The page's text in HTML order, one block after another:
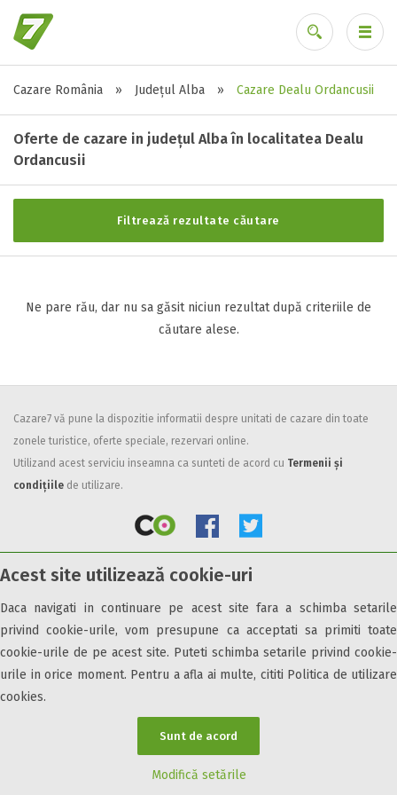
Acest site utilizează cookie-uri
Daca navigati in continuare pe acest site fara a schimba setarile
privind cookie-urile, vom presupune ca acceptati sa primiti toate
cookie-urile de pe acest site. Puteti schimba setarile privind cookie-
urile in orice moment. Pentru a afla ai multe, cititi Politica de utilizare
cookies.
Sunt de acord
Modifică setările
Cazare România » Județul Alba » Cazare Dealu Ordancusii
Oferte de cazare in județul Alba în localitatea Dealu
Ordancusii
Filtrează rezultate căutare
Stele / margarete
Neclasificat
1 stea / margareta
3 stele / margarete
4 stele / margarete
Selecteaza pretul
Facilități
Internet wireless
Parcare
All inclusive
Pensiune completa
Demipensiune
Mic dejun
Accepta animale
Accepta voucher vacanta
Acces persoane cu dizabilități
Ne pare rău, dar nu sa găsit niciun rezultat după criteriile de
căutare alese.
Cazare7 vă pune la dispozitie informatii despre unitati de cazare din toate
zonele turistice, oferte speciale, rezervari online.
Utilizand acest serviciu inseamna ca sunteti de acord cu Termenii și
condițiile de utilizare.
Obiective turistice Informații utile Parteneri Cazare7 Harta Cazare7